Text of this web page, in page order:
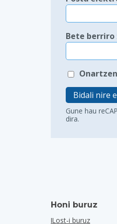
Bete
Bidali nire
Gune hau
dira.
Honi buruz
ILost-i buruz